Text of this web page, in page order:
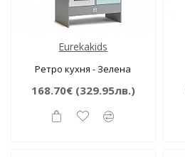
Eurekakids
Ретро кухня - Зелена
168.70€(329.95лв.)